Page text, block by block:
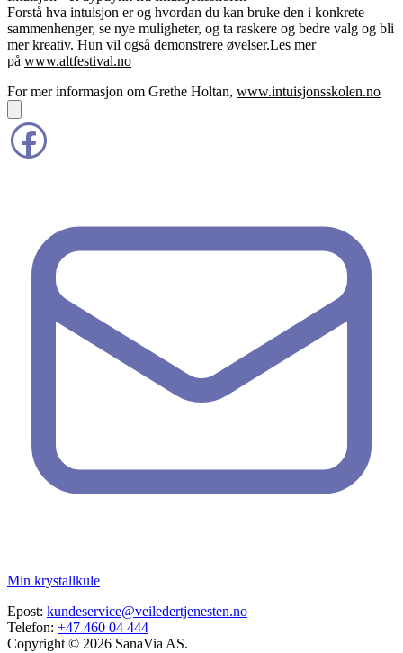
Forstå hva intuisjon er og hvordan du kan bruke den i konkrete
sammenhenger, se nye muligheter, og ta raskere og bedre valg og bli
mer kreativ. Hun vil også demonstrere øvelser.Les mer
på www.altfestival.no
For mer informasjon om Grethe Holtan, www.intuisjonsskolen.no
Min krystallkule
Epost: kundeservice@veiledertjenesten.no
Telefon: +47 460 04 444
Copyright © 2026 SanaVia AS.